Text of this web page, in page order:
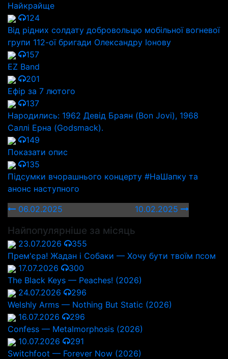
Найкрайще
124
Від рідних солдату добровольцю мобільної вогневої
групи 112-ої бригади Олександру Іонову
157
EZ Band
201
Ефір за 7 лютого
137
Народились: 1962 Девід Браян (Bon Jovi), 1968
Саллі Ерна (Godsmack).
149
Показати опис
135
Підсумки вчорашнього концерту #НаШапку та
анонс наступного
06.02.2025
10.02.2025
Найпопулярніше за місяць
23.07.2026
355
Прем'єра! Жадан і Собаки — Хочу бути твоїм псом
17.07.2026
300
The Black Keys — Peaches! (2026)
24.07.2026
296
Welshly Arms — Nothing But Static (2026)
16.07.2026
296
Confess — Metalmorphosis (2026)
10.07.2026
291
Switchfoot — Forever Now (2026)